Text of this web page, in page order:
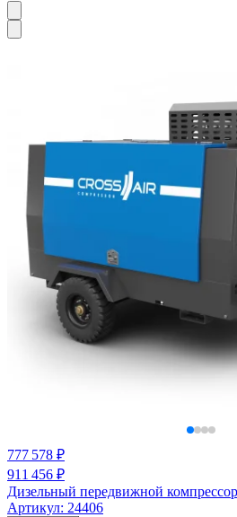
777 578 ₽
911 456 ₽
Дизельный передвижной
Артикул: 24406